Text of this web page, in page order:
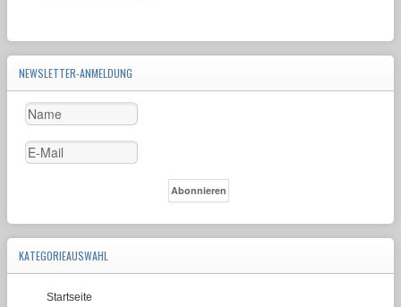
NEWSLETTER-ANMELDUNG
KATEGORIEAUSWAHL
Startseite